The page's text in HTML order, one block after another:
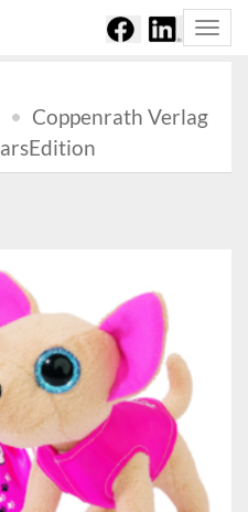
Coppenrath Verlag
arsEdition